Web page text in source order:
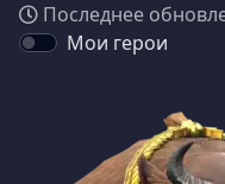
Последнее
Мои герои